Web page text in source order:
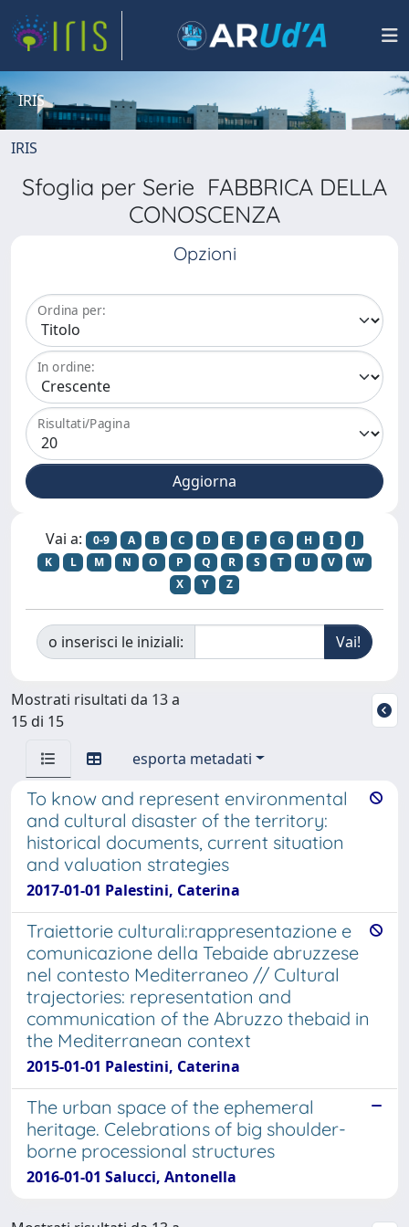
IRIS
IRIS
Sfoglia per Serie FABBRICA DELLA
CONOSCENZA
Opzioni
Ordina per:
In ordine:
Risultati/Pagina
Vai a: 0-9 A B C D E F G H I
J
K
L M N O P Q R S T U V
W
X
Y Z
o inserisci le iniziali:
Mostrati risultati da 13 a
15 di 15
esporta metadati
To know and represent environmental
and cultural disaster of the territory:
historical documents, current situation
and valuation strategies
2017-01-01 Palestini, Caterina
Traiettorie culturali:rappresentazione e
comunicazione della Tebaide abruzzese
nel contesto Mediterraneo // Cultural
trajectories: representation and
communication of the Abruzzo thebaid in
the Mediterranean context
2015-01-01 Palestini, Caterina
The urban space of the ephemeral
heritage. Celebrations of big shoulder-
borne processional structures
2016-01-01 Salucci, Antonella